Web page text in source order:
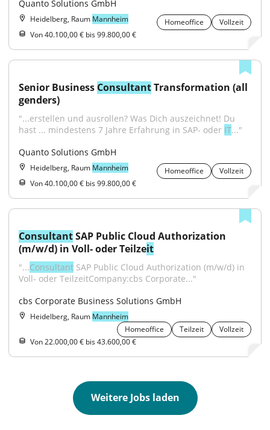
Quanto Solutions GmbH
Heidelberg, Raum Mannheim Homeoffice
Vollzeit
Von 40.100,00 € bis 99.800,00 €
Senior Business Consultant Transformation (all
genders)
"...erstellen und ausrollen? Was Dich auszeichnet! Du
hast ... mindestens 7 Jahre Erfahrung in SAP- oder IT..."
Quanto Solutions GmbH
Heidelberg, Raum Mannheim Homeoffice
Vollzeit
Von 40.100,00 € bis 99.800,00 €
Consultant SAP Public Cloud Authorization
(m/w/d) in Voll- oder Teilzeit
"...Consultant SAP Public Cloud Authorization (m/w/d) in
Voll- oder TeilzeitCompany:cbs Corporate..."
cbs Corporate Business Solutions GmbH
Heidelberg, Raum Mannheim
Homeoffice
Teilzeit
Vollzeit
Von 22.000,00 € bis 43.600,00 €
Weitere Jobs laden